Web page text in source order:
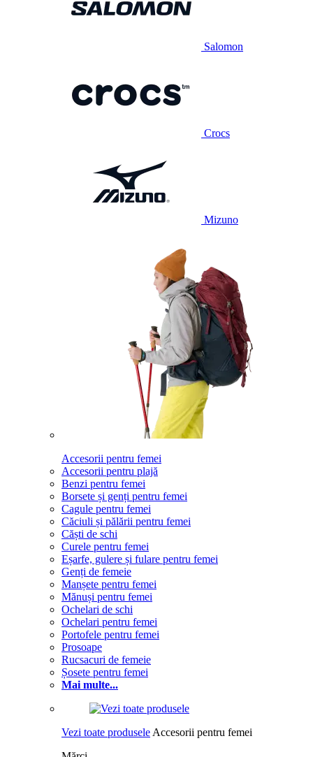
Salomon
Crocs
Mizuno
Accesorii pentru femei
Accesorii pentru plajă
Benzi pentru femei
Borsete și genți pentru femei
Cagule pentru femei
Căciuli și pălării pentru femei
Căști de schi
Curele pentru femei
Eșarfe, gulere și fulare pentru femei
Genți de femeie
Manșete pentru femei
Mănuși pentru femei
Ochelari de schi
Ochelari pentru femei
Portofele pentru femei
Prosoape
Rucsacuri de femeie
Șosete pentru femei
Mai multe...
Vezi toate produsele Accesorii pentru femei